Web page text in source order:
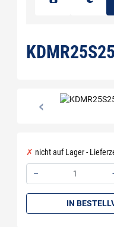
nicht auf Lager -
–
IN